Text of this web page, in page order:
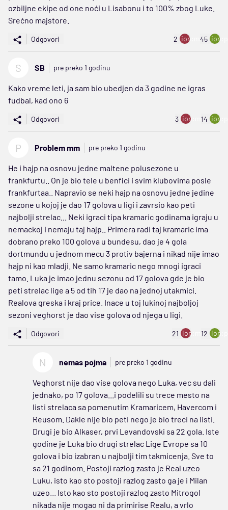
ozbiljne ekipe od one noći u Lisabonu i to 100% zbog Luke.
Srećno majstore.
Odgovori 2 ion:minus
45
S SB pre preko 1 godinu
Kako vreme leti, ja sam bio ubedjen da 3 godine ne igras
fudbal, kad ono 6
Odgovori 3 ion:minus
14
P Problem mm pre preko 1 godinu
He i hajp na osnovu jedne maltene polusezone u
frankfurtu.. On je bio tele u benfici i svim klubovima posle
frankfurtaa.. Napravio se neki hajp na osnovu jedne jedine
sezone u kojoj je dao 17 golova u ligi i zavrsio kao peti
najbolji strelac... Neki igraci tipa kramaric godinama igraju u
nemackoj i nemaju taj hajp.. Primera radi taj kramaric ima
dobrano preko 100 golova u bundesu, dao je 4 gola
dortmundu u jednom mecu 3 protiv bajerna i nikad nije imao
hajp ni kao mladji. Ne samo kramaric nego mnogi igraci
tamo. Luka je imao jednu sezonu od 17 golova gde je bio
peti strelac lige a 5 od tih 17 je dao na jednoj utakmici.
Realova greska i kraj price. Inace u toj lukinoj najboljoj
sezoni veghorst je dao vise golova od njega u ligi.
Odgovori 21 ion:minus
12
N nemas pojma pre preko 1 godinu
Veghorst nije dao vise golova nego Luka, vec su dali
jednako, po 17 golova...i podelili su trece mesto na
listi strelaca sa pomenutim Kramaricem, Havercom i
Reusom. Dakle nije bio peti nego je bio treci na listi.
Drugi je bio Alkaser, prvi Levandovski sa 22 gola. Iste
godine je Luka bio drugi strelac Lige Evrope sa 10
golova i bio izabran u najbolji tim takmicenja. Sve to
sa 21 godinom. Postoji razlog zasto je Real uzeo
Luku, isto kao sto postoji razlog zasto ga je i Milan
uzeo... Isto kao sto postoji razlog zasto Mitrogol
nikada nije mogao ni da primirise Realu, a vrlo